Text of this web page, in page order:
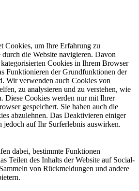
Cookies, um Ihre Erfahrung zu
durch die Website navigieren. Davon
Cookies in Ihrem Browser
Funktionieren der Grundfunktionen der
Wir verwenden auch Cookies von
zu analysieren und zu verstehen, wie
Diese Cookies werden nur mit Ihrer
gespeichert. Sie haben auch die
abzulehnen. Das Deaktivieren einiger
jedoch auf Ihr Surferlebnis auswirken.
dabei, bestimmte Funktionen
Teilen des Inhalts der Website auf Social-
von Rückmeldungen und andere